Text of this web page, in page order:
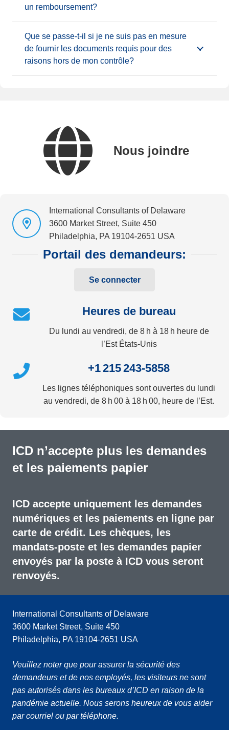
un remboursement?
Que se passe-t-il si je ne suis pas en mesure
de fournir les documents requis pour des
raisons hors de mon contrôle?
Nous joindre
International Consultants of Delaware
3600 Market Street, Suite 450
Philadelphia, PA 19104-2651 USA
Portail des demandeurs:
Se connecter
Heures de bureau
Du lundi au vendredi, de 8 h à 18 h heure de
l’Est États-Unis
+1 215 243-5858
Les lignes téléphoniques sont ouvertes du lundi
au vendredi, de 8 h 00 à 18 h 00, heure de l’Est.
ICD n’accepte plus les demandes
et les paiements papier
ICD accepte uniquement les demandes
numériques et les paiements en ligne par
carte de crédit. Les chèques, les
mandats-poste et les demandes papier
envoyés par la poste à ICD vous seront
renvoyés.
International Consultants of Delaware
3600 Market Street, Suite 450
Philadelphia, PA 19104-2651 USA
Veuillez noter que pour assurer la sécurité des
demandeurs et de nos employés, les visiteurs ne sont
pas autorisés dans les bureaux d’ICD en raison de la
pandémie actuelle. Nous serons heureux de vous aider
par courriel ou par téléphone.